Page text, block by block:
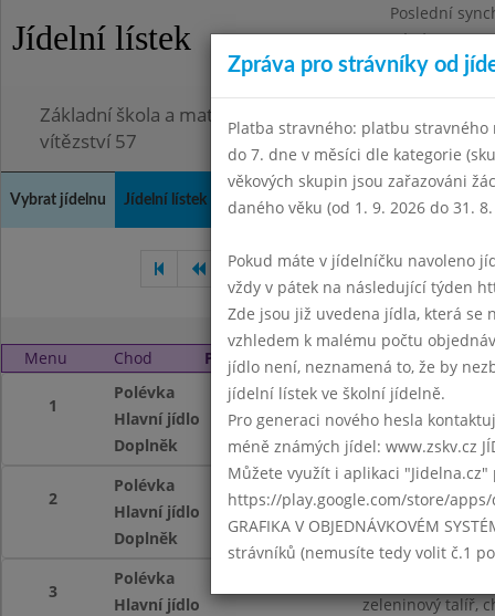
Jídelní lístek
Poslední
Pátek
Omezení
Základní škola a mateřská škola Chodov, Praha 4,
vítězství 57
Vybrat jídelnu Jídelní lístek Historie Kontakty a informace
Červen 2004 Září 2004
Menu Chod Pátek 1. 10. 2004
1
Polévka
z rybího filé
Hlavní jídlo
vepřové na
Doplněk
mléko, čaj
2
Polévka
z rybího filé
Hlavní jídlo
drůbeží řízek,
Doplněk
mléko, čaj
3
Polévka
Hlavní jídlo
zeleninový talíř,
Zpráva pro strávníky od
Platba stravného: platbu stravného
do 7. dne v měsíci dle kategorie
věkových skupin jsou zařazováni
daného věku (od 1. 9. 2026 do 31.
Pokud máte v jídelníčku navoleno
vždy v pátek na následující týden
Zde jsou již uvedena jídla, která se
vzhledem k malému počtu
jídlo není, neznamená to, že by
jídelní lístek ve školní jídelně.
Pro generaci nového hesla
méně známých jídel: www.zskv.cz
Můžete využít i aplikaci
https://play.google.com/store/
GRAFIKA V OBJEDNÁVKOVÉM
strávníků (nemusíte tedy volit č.1